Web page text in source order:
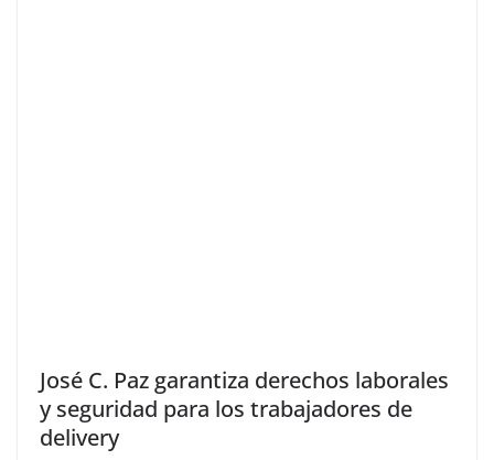
José C. Paz garantiza derechos laborales
y seguridad para los trabajadores de
delivery